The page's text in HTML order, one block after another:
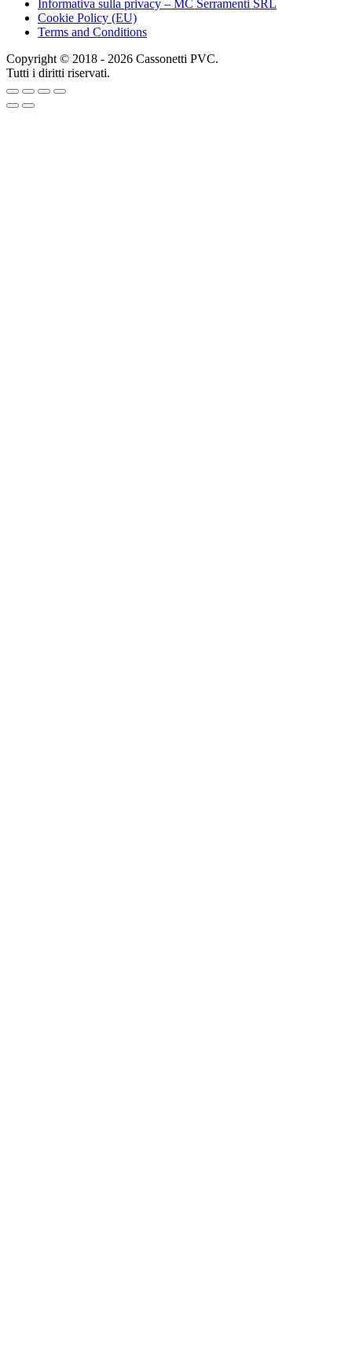
Informativa sulla privacy – MC Serramenti SRL
Cookie Policy (EU)
Terms and Conditions
Copyright © 2018 - 2026 Cassonetti PVC.
Tutti i diritti riservati.